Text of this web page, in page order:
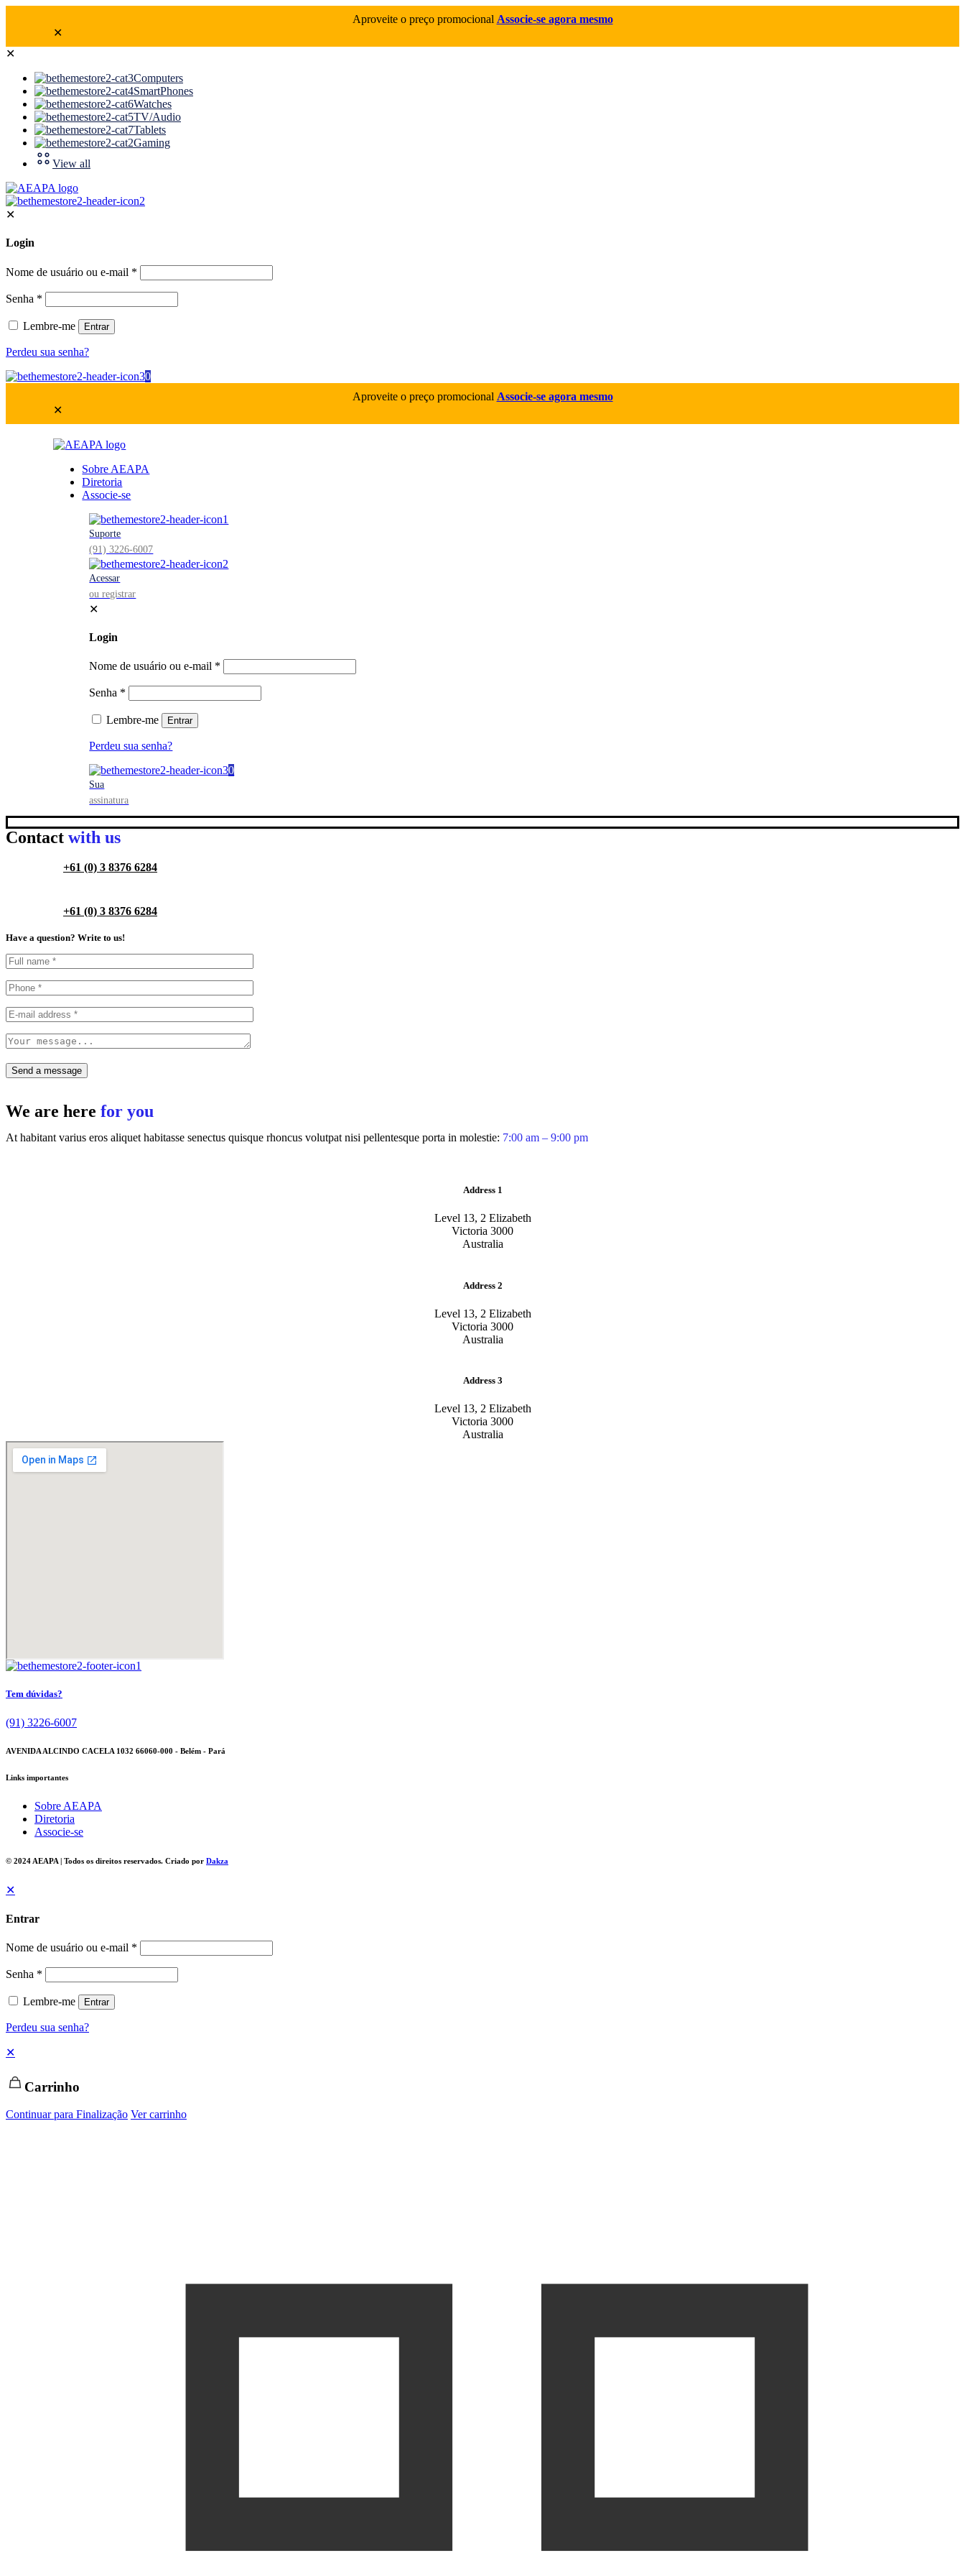
Aproveite o preço promocional Associe-se agora mesmo
✕
✕
Computers
SmartPhones
Watches
TV/Audio
Tablets
Gaming
View all
✕
Login
Nome de usuário ou e-mail *
Senha *
Lembre-me Entrar
Perdeu sua senha?
0
Aproveite o preço promocional Associe-se agora mesmo
✕
Sobre AEAPA
Diretoria
Associe-se
Suporte
(91) 3226-6007
Acessar
ou registrar
✕
Login
Nome de usuário ou e-mail *
Senha *
Lembre-me Entrar
Perdeu sua senha?
0
Sua
assinatura
Contact with us
+61 (0) 3 8376 6284
+61 (0) 3 8376 6284
Have a question? Write to us!
We are here for you
At habitant varius eros aliquet habitasse senectus quisque rhoncus volutpat nisi pellentesque porta in molestie: 7:00 am – 9:00 pm
Address 1
Level 13, 2 Elizabeth
Victoria 3000
Australia
Address 2
Level 13, 2 Elizabeth
Victoria 3000
Australia
Address 3
Level 13, 2 Elizabeth
Victoria 3000
Australia
Tem dúvidas?
(91) 3226-6007
AVENIDA ALCINDO CACELA 1032 66060-000 - Belém - Pará
Links importantes
Sobre AEAPA
Diretoria
Associe-se
© 2024 AEAPA | Todos os direitos reservados. Criado por Dakza
✕
Entrar
Nome de usuário ou e-mail *
Senha *
Lembre-me Entrar
Perdeu sua senha?
✕
Carrinho
Continuar para Finalização Ver carrinho